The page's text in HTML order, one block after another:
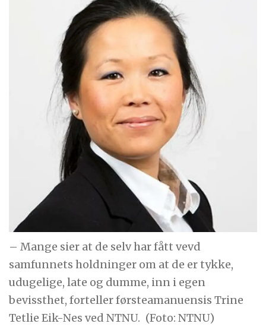
– Mange sier at de selv har fått vevd
samfunnets holdninger om at de er tykke,
udugelige, late og dumme, inn i egen
bevissthet, forteller førsteamanuensis Trine
Tetlie Eik-Nes ved NTNU. (Foto: NTNU)